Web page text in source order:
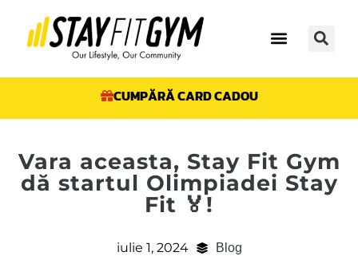
CUMPĂRĂ CARD CADOU
Vara aceasta, Stay Fit Gym
dă startul Olimpiadei Stay
Fit 🏅!
iulie 1, 2024 Blog